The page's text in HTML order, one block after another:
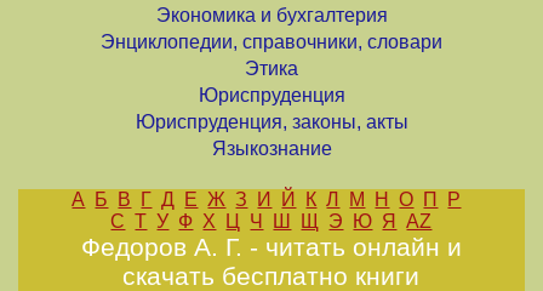
Экономика и бухгалтерия
Энциклопедии, справочники, словари
Этика
Юриспруденция
Юриспруденция, законы, акты
Языкознание
А Б В Г Д Е Ж З И Й К Л М Н О П
Р
С Т У Ф Х Ц Ч Ш Щ Э Ю Я AZ
Федоров А. Г. - читать онлайн и
скачать бесплатно книги